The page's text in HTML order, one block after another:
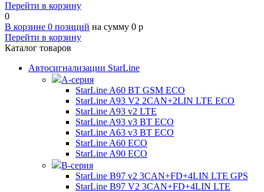
Перейти в корзину
0
В корзине 0 позиций на сумму 0 p
Перейти в корзину
Каталог товаров
Автосигнализации StarLine
А-серия
StarLine A60 BT GSM ECO
StarLine A93 V2 2CAN+2LIN LTE ECO
StarLine A93 v2 LTE
StarLine A93 v3 BT ECO
StarLine A63 v3 BT ECO
StarLine A60 ECO
StarLine A90 ECO
B-серия
StarLine B97 v2 3CAN+FD+4LIN LTE GPS
StarLine B97 V2 3CAN+FD+4LIN LTE